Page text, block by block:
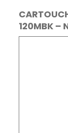
120MBK –